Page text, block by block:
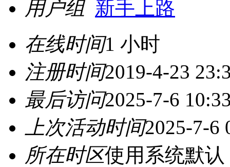
用户组 新手上路
在线时间1 小时
注册时间2019-4-23
最后访问2025-7-6
上次活动时间2025-7-6
所在时区使用系统默认